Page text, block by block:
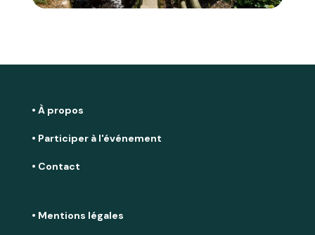
• À propos
• Participer à l'événement
• Contact
• Mentions légales